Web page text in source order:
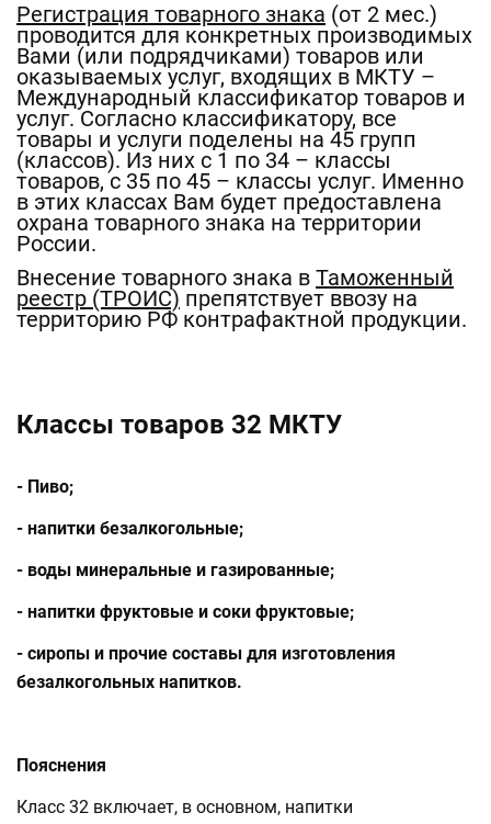
Регистрация товарного знака (от 2 мес.)
проводится для конкретных производимых
Вами (или подрядчиками) товаров или
оказываемых услуг, входящих в МКТУ –
Международный классификатор товаров и
услуг. Согласно классификатору, все
товары и услуги поделены на 45 групп
(классов). Из них с 1 по 34 – классы
товаров, с 35 по 45 – классы услуг. Именно
в этих классах Вам будет предоставлена
охрана товарного знака на территории
России.
Внесение товарного знака в Таможенный
реестр (ТРОИС) препятствует ввозу на
территорию РФ контрафактной продукции.
Классы товаров 32 МКТУ
- Пиво;
- напитки безалкогольные;
- воды минеральные и газированные;
- напитки фруктовые и соки фруктовые;
- сиропы и прочие составы для изготовления
безалкогольных напитков.
Пояснения
Класс 32 включает, в основном, напитки